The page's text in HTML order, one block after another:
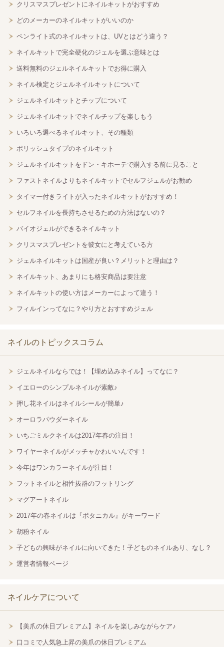
クリスマスプレゼントにネイルキットがおすすめ
どのメーカーのネイルキットがいいのか
ペンライト式のネイルキットは、UVとはどう違う？
ネイルキットで完全硬化のジェルを選ぶ意味とは
送料無料のジェルネイルキットでお得に購入
ネイル検定とジェルネイルキットについて
ジェルネイルキットとチップについて
ジェルネイルキットでネイルチップを楽しもう
いろいろ選べるネイルキット、その種類
ポリッシュタイプのネイルキット
ジェルネイルキットをドン・キホーテで購入する前に見ること
ファストネイルよりもネイルキットでセルフジェルがお勧め
タイマー付きライトが入ったネイルキットがおすすめ！
セルフネイルを長持ちさせるための方法はないの？
バイオジェルができるネイルキット
クリスマスプレゼントを彼女にと考えている方
ジェルネイルキットは国産が良い？メリットと理由は？
ネイルキット、あまりにも格安商品は要注意
ネイルキットの使い方はメーカーによって違う！
フィルインってなに？やり方とおすすめジェル
ネイルのトピックスコラム
ジェルネイルならでは！【埋め込みネイル】ってなに？
イエローのシンプルネイルが素敵♪
押し花ネイルはネイルシールが簡単♪
オーロラパウダーネイル
いちごミルクネイルは2017年春の注目！
ワイヤーネイルがメッチャかわいいんです！
今年はワンカラーネイルが注目！
フットネイルと相性抜群のフットリング
マグアートネイル
2017年の春ネイルは『ボタニカル』がキーワード
胡粉ネイル
子どもの興味がネイルに向いてきた！子どものネイルあり、なし？
運営者情報ページ
ネイルケアについて
【美爪の休日プレミアム】ネイルを楽しみながらケア♪
口コミで人気急上昇の美爪の休日プレミアム